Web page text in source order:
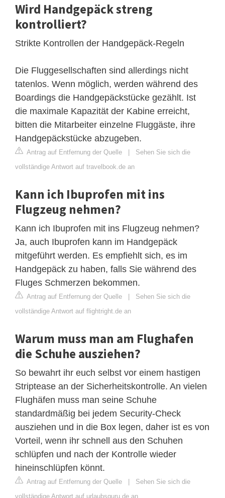
Wird Handgepäck streng
kontrolliert?
Strikte Kontrollen der Handgepäck-Regeln
Die Fluggesellschaften sind allerdings nicht
tatenlos. Wenn möglich, werden während des
Boardings die Handgepäckstücke gezählt. Ist
die maximale Kapazität der Kabine erreicht,
bitten die Mitarbeiter einzelne Fluggäste, ihre
Handgepäckstücke abzugeben.
Antrag auf Entfernung der Quelle | Sehen Sie sich die
vollständige Antwort auf travelbook.de an
Kann ich Ibuprofen mit ins
Flugzeug nehmen?
Kann ich Ibuprofen mit ins Flugzeug nehmen?
Ja, auch Ibuprofen kann im Handgepäck
mitgeführt werden. Es empfiehlt sich, es im
Handgepäck zu haben, falls Sie während des
Fluges Schmerzen bekommen.
Antrag auf Entfernung der Quelle | Sehen Sie sich die
vollständige Antwort auf flightright.de an
Warum muss man am Flughafen
die Schuhe ausziehen?
So bewahrt ihr euch selbst vor einem hastigen
Striptease an der Sicherheitskontrolle. An vielen
Flughäfen muss man seine Schuhe
standardmäßig bei jedem Security-Check
ausziehen und in die Box legen, daher ist es von
Vorteil, wenn ihr schnell aus den Schuhen
schlüpfen und nach der Kontrolle wieder
hineinschlüpfen könnt.
Antrag auf Entfernung der Quelle | Sehen Sie sich die
vollständige Antwort auf urlaubsguru.de an